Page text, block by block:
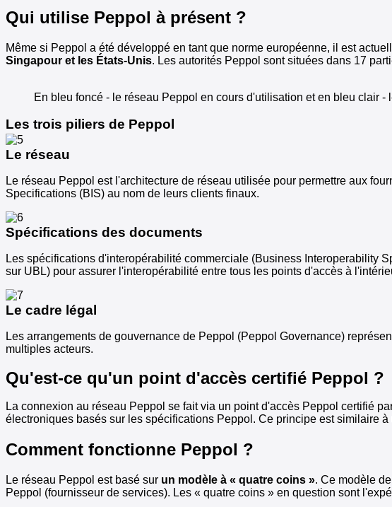
Qui utilise Peppol à présent ?
Même si Peppol a été développé en tant que norme européenne, il est
Singapour et les États-Unis. Les autorités Peppol sont situées dans 17
En bleu foncé - le réseau Peppol en cours d'utilisation et en bleu clair
Les trois piliers de Peppol
Le réseau
Le réseau Peppol est l'architecture de réseau utilisée pour permettre aux
Specifications (BIS) au nom de leurs clients finaux.
Spécifications des documents
Les spécifications d'interopérabilité commerciale (Business Interoperability
sur UBL) pour assurer l'interopérabilité entre tous les points d'accès à
Le cadre légal
Les arrangements de gouvernance de Peppol (Peppol Governance)
multiples acteurs.
Qu'est-ce qu'un point d'accès certifié Peppol ?
La connexion au réseau Peppol se fait via un point d'accès Peppol certifié
électroniques basés sur les spécifications Peppol. Ce principe est similaire
Comment fonctionne Peppol ?
Le réseau Peppol est basé sur un modèle à « quatre coins ». Ce modèle
Peppol (fournisseur de services). Les « quatre coins » en question sont